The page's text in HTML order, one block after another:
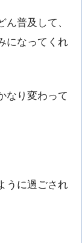
普及して、
になってくれ
なり変わって
うに過ごされ